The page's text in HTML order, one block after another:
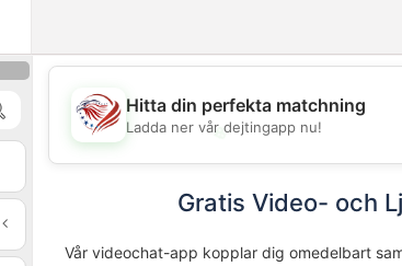
💖
Hitta din perfekta matchning
Ladda ner vår dejtingapp nu!
Gratis Video- och
Vår videochat-app kopplar dig omedelbart